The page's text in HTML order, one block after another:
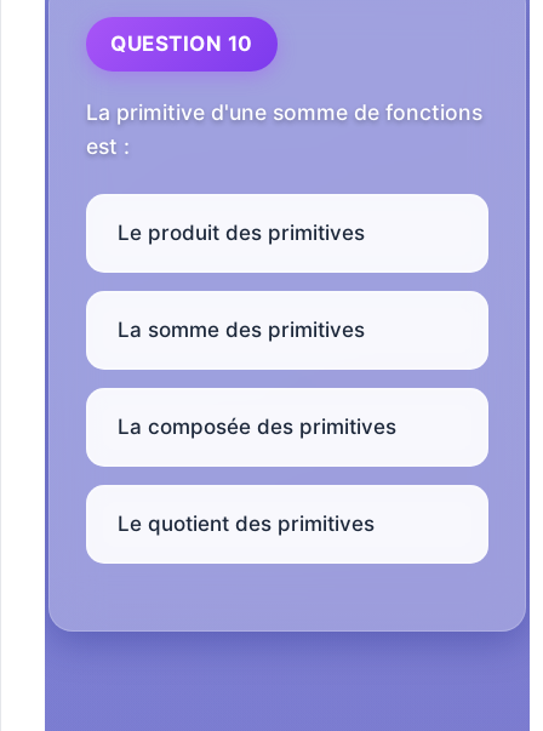
QUESTION 10
La primitive d'une somme de fonctions
est :
Le produit des primitives
La somme des primitives
La composée des primitives
Le quotient des primitives